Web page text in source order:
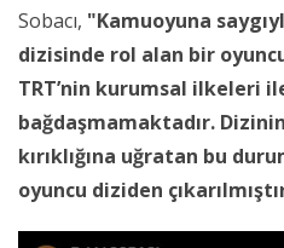
Sobacı, "Kamuoyuna
dizisinde rol alan bir
TRT’nin kurumsal ilkeleri
bağdaşmamaktadır.
kırıklığına uğratan bu
oyuncu diziden